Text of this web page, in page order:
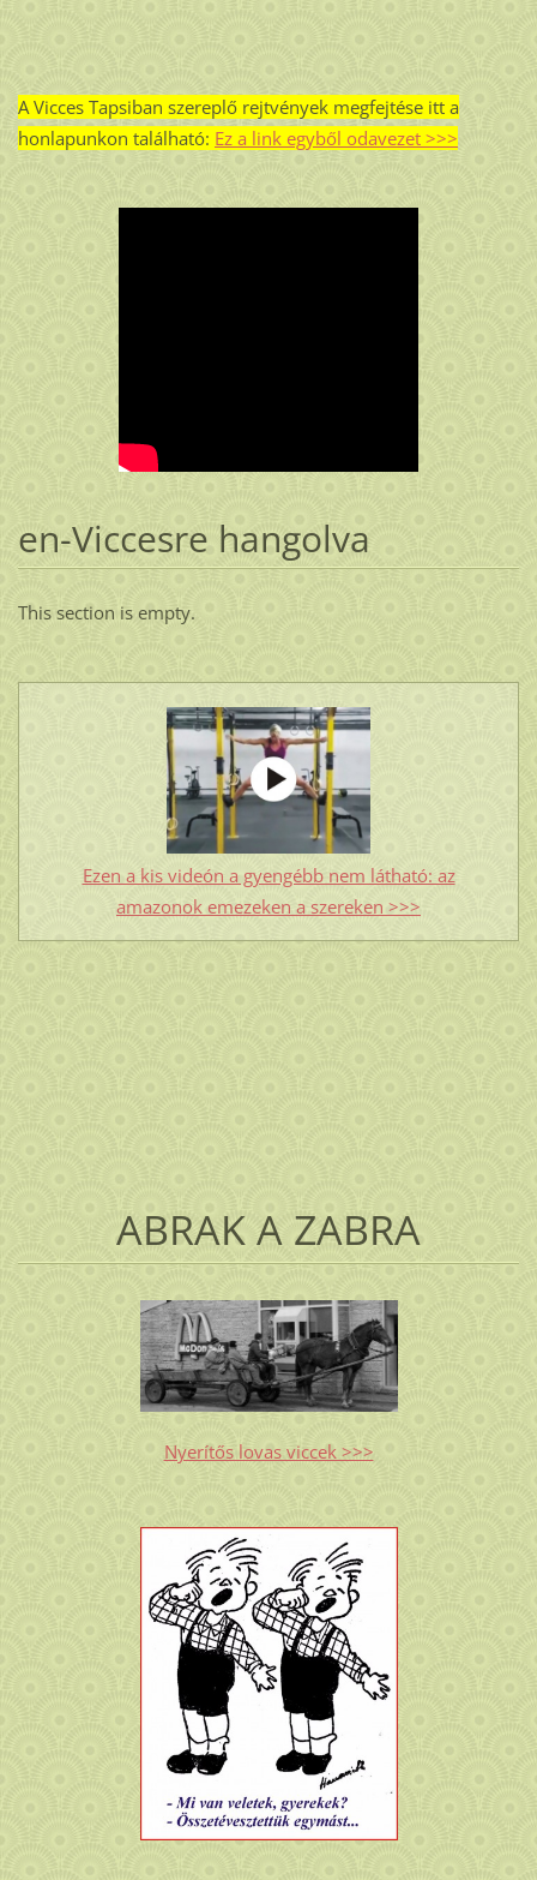
A Vicces Tapsiban szereplő rejtvények megfejtése itt a
honlapunkon található: Ez a link egyből odavezet >>>
en-Viccesre hangolva
This section is empty.
Ezen a kis videón a gyengébb nem látható: az
amazonok emezeken a szereken >>>
ABRAK A ZABRA
Nyerítős lovas viccek >>>